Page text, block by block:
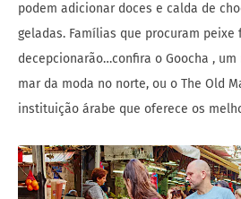
podem adicionar doces e calda de
geladas. Famílias que procuram peixe
decepcionarão…confira o Goocha ,
mar da moda no norte, ou o The Old
instituição árabe que oferece os